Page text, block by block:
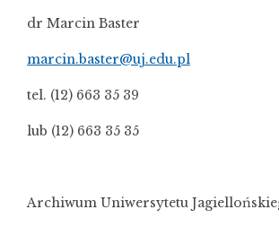
dr Marcin Baster
marcin.baster@uj.edu.pl
tel. (12) 663 35 39
lub (12) 663 35 35
Archiwum Uniwersytetu